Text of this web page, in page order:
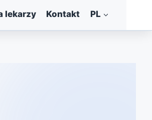
lekarzy Kontakt PL